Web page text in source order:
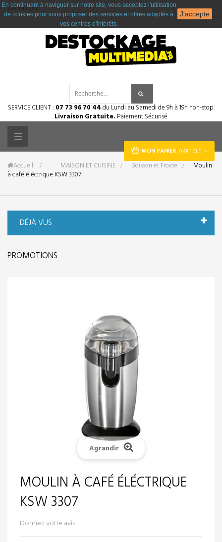
Connecter
MON PANIER 0 ARTICLE
SERVICE CLIENT : 07 73 96 70 44du Lundi au Samedi de 9h à 19h non-stop.
Livraison Gratuite. Paiement Sécurisé
Toggle
navigation
Accueil &gt; MAISON ET CUISINE > Boisson et Froide >
Moulin
à café éléctrique KSW 3307
DÉJÀ VUS
PROMOTIONS
Agrandir
MOULIN À CAFÉ ÉLÉCTRIQUE
KSW 3307
Donnez votre avis
En continuant à naviguer sur notre site, vous acceptez l'utilisation
de cookies pour vous proposer des services et offres adaptés à
vos centres d'intérêts.
J'accepte